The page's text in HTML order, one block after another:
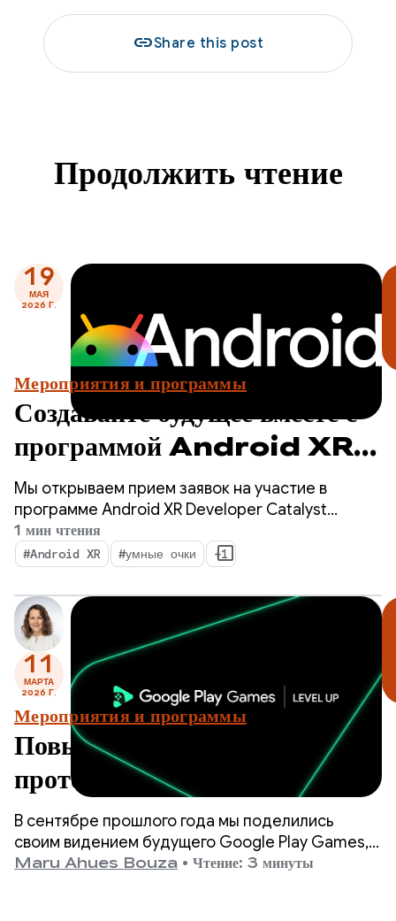
linkShare this post
Продолжить чтение
19
МАЯ
2026 Г.
Мероприятия и программы
Создавайте будущее вместе с
программой Android XR
Developer Catalyst
Program — подайте заявку
прямо сейчас!
Мы открываем прием заявок на участие в
программе Android XR Developer Catalyst
Program — специальной инициативе,
направленной на ускорение разработки
приложений Android XR, готовых к запуску в
течение следующего года.
1 мин чтения
#Android XR #умные очки +1
11
МАРТА
2026 Г.
Мероприятия и программы
Повышение уровня:
протестируйте Sidekick и
подготовьтесь к предстоящим
этапам программы.
В сентябре прошлого года мы поделились
своим видением будущего Google Play Games,
основанным на ключевом убеждении: лучший
Maru Ahues Bouza • Чтение: 3 минуты